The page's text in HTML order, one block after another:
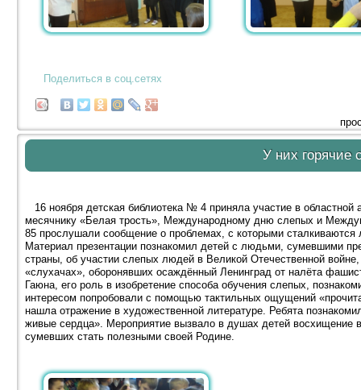
Поделиться в соц.сетях
У них горячие
16 ноября детская библиотека № 4 приняла участие в
месячнику «Белая трость», Международному дню слепых и
85 прослушали сообщение о проблемах, с которыми
Материал презентации познакомил детей с людьми, сумевшими
страны, об участии слепых людей в Великой Отечественной
«слухачах», оборонявших осаждённый Ленинград от налёта
Гаюна, его роль в изобретение способа обучения слепых,
интересом попробовали с помощью тактильных ощущений
нашла отражение в художественной литературе. Ребята
живые сердца». Мероприятие вызвало в душах детей восхищение
сумевших стать полезными своей Родине.